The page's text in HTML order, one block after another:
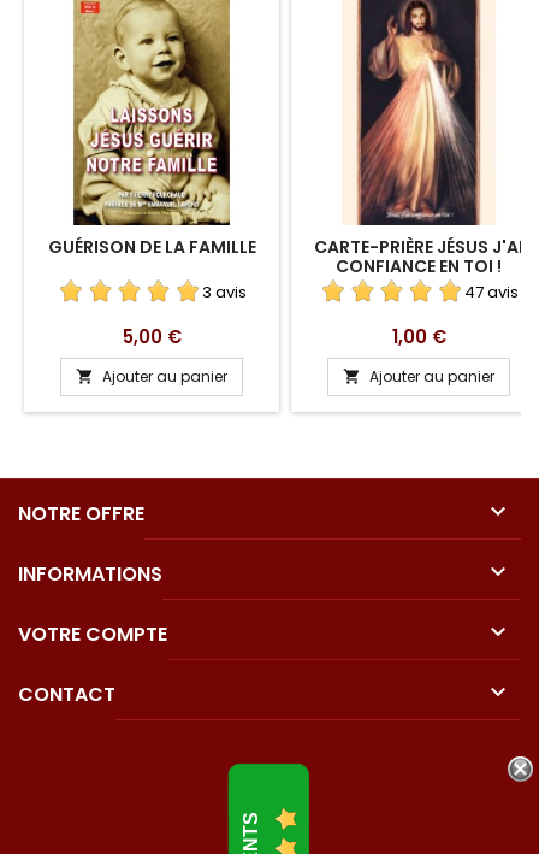
GUÉRISON DE LA FAMILLE
3 avis
Prix
5,00 €
 Ajouter au panier
CARTE-PRIÈRE JÉSUS J'AI
CONFIANCE EN TOI !
47 avis
Prix
1,00 €
 Ajouter au panier
NOTRE OFFRE 
INFORMATIONS 
VOTRE COMPTE 
CONTACT 